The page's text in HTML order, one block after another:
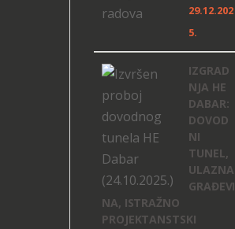
29.12.202
5.
IZGRAD
NJA HE
DABAR:
DOVOD
NI
TUNEL,
ULAZNA
GRAĐEVI
NA, ISTRAŽNO
PROJEKTANSTSKI